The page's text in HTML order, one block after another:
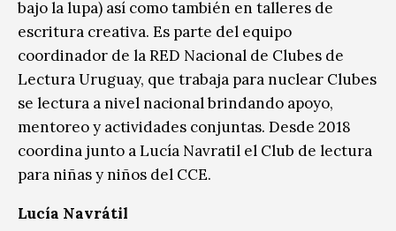
bajo la lupa) así como también en talleres de
escritura creativa. Es parte del equipo
coordinador de la RED Nacional de Clubes de
Lectura Uruguay, que trabaja para nuclear Clubes
se lectura a nivel nacional brindando apoyo,
mentoreo y actividades conjuntas. Desde 2018
coordina junto a Lucía Navratil el Club de lectura
para niñas y niños del CCE.
Lucía Navrátil